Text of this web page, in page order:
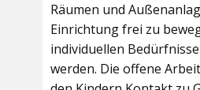
Räumen und
Einrichtung frei zu
individuellen
werden. Die offene